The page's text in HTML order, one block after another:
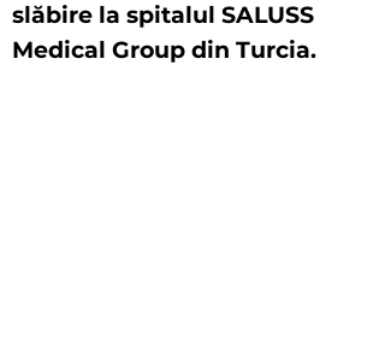
slăbire la spitalul SALUSS
Medical Group din Turcia.